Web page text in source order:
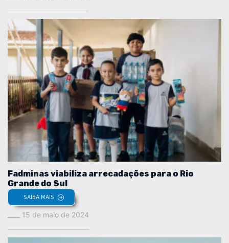
Fadminas viabiliza arrecadações para o Rio
Grande do Sul
SAIBA MAIS
15 de maio de 2024